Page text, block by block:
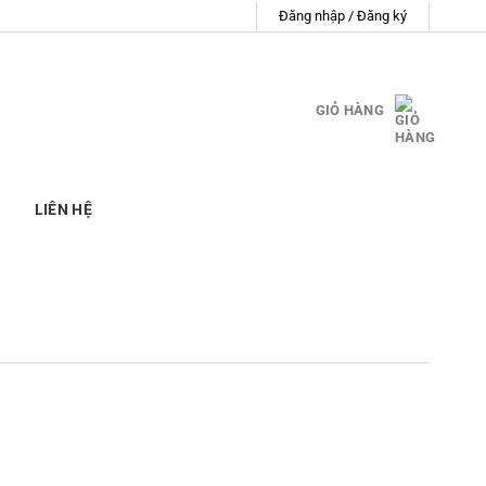
Đăng nhập / Đăng ký
GIỎ HÀNG
LIÊN HỆ